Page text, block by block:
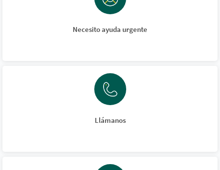
Necesito ayuda urgente
Llámanos